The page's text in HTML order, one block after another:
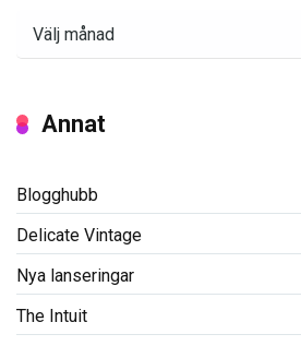
Annat
Blogghubb
Delicate Vintage
Nya lanseringar
The Intuit